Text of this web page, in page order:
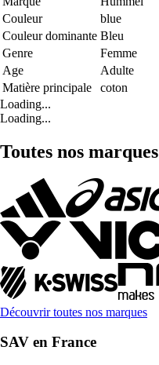
Couleur
blue
Couleur dominante Bleu
Genre
Femme
Age
Adulte
Matière principale
coton
Loading...
Loading...
Toutes nos marques
Découvrir toutes nos marques
SAV en France